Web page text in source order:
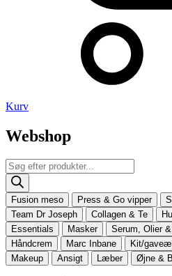
Kurv
Webshop
Products
search
Fusion meso Press & Go vipper
Team Dr Joseph
Collagen & Te
Essentials
Masker Serum, Olier
Håndcrem
Marc Inbane Kit/
Makeup
Ansigt Læber Øjne &